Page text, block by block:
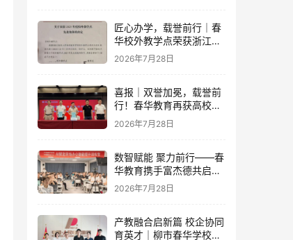
匠心办学，载誉前行｜春
华校外教学点荣获浙江财
经大学2025年度多项荣誉
2026年7月28日
喜报｜双誉加冕，载誉前
行！春华教育再获高校官
方重磅认可
2026年7月28日
数智赋能 聚力前行——春
华教育携手富杰德共启AI
办公内训新篇章
2026年7月28日
产教融合启新篇 校企协同
育英才｜柳市春华学校与